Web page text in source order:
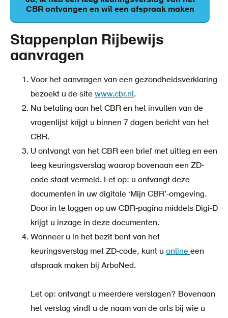
CBR ontvangen en wil een afspraak maken
Stappenplan Rijbewijs
aanvragen
Voor het aanvragen van een gezondheidsverklaring
bezoekt u de site www.cbr.nl.
Na betaling aan het CBR en het invullen van de
vragenlijst krijgt u binnen 7 dagen bericht van het
CBR.
U ontvangt van het CBR een brief met uitleg en een
leeg keuringsverslag waarop bovenaan een ZD-
code staat vermeld. Let op: u ontvangt deze
documenten in uw digitale ‘Mijn CBR’-omgeving.
Door in te loggen op uw CBR-pagina middels Digi-D
krijgt u inzage in deze documenten.
Wanneer u in het bezit bent van het
keuringsverslag met ZD-code, kunt u online een
afspraak maken bij ArboNed.
Let op: ontvangt u meerdere verslagen? Bovenaan
het verslag vindt u de naam van de arts bij wie u